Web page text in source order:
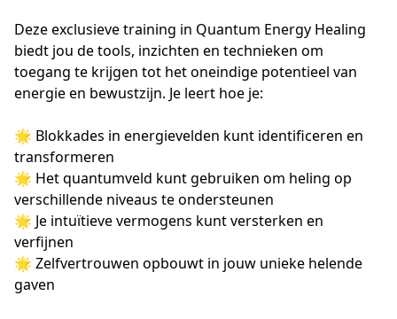
Deze exclusieve training in Quantum Energy Healing
biedt jou de tools, inzichten en technieken om
toegang te krijgen tot het oneindige potentieel van
energie en bewustzijn. Je leert hoe je:
🌟 Blokkades in energievelden kunt identificeren en
transformeren
🌟 Het quantumveld kunt gebruiken om heling op
verschillende niveaus te ondersteunen
🌟 Je intuïtieve vermogens kunt versterken en
verfijnen
🌟 Zelfvertrouwen opbouwt in jouw unieke helende
gaven